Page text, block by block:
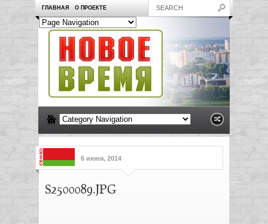
ГЛАВНАЯ О ПРОЕКТЕ
6 июня, 2014
S2500089.JPG